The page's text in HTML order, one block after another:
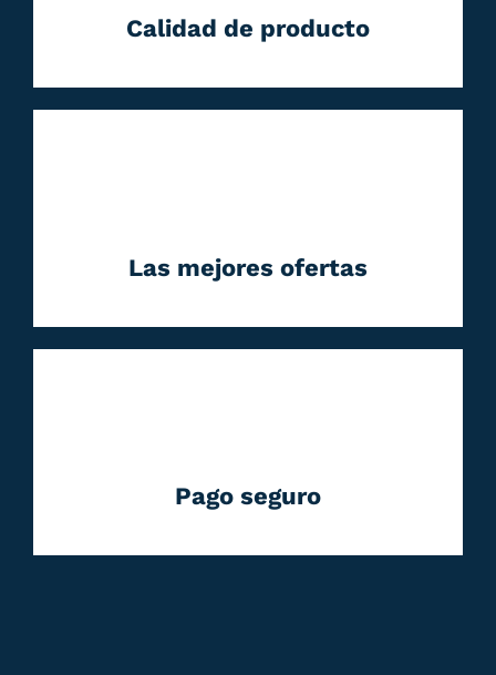
Calidad de producto
Las mejores ofertas
Pago seguro